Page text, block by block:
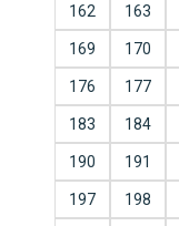
162 163
169 170
176 177
183 184
190 191
197 198